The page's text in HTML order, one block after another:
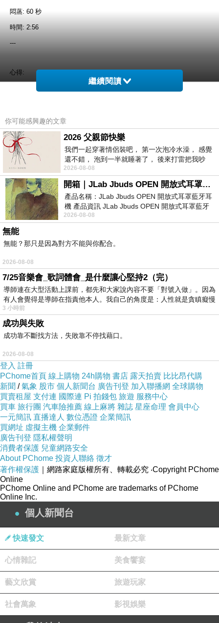
悶蒸: 60 秒
時間: 2:56
---
心得:
1.) 悶蒸後採用一次注水的方式
3.) 咖啡濃度只有 1.07%, 萃取率也下降至 16.54%.
4.) 喝著還可以,沒有苦澀味.
5.) 如果不考慮手沖技巧,目前來看要提高濃度,
將粉磨的細一點,或者
增加
浸泡時間(斷水次數) ,是比較可行的方法.
繼續閱讀
你可能感興趣的文章
2026 父親節快樂
我們一起穿著情侶裝吧， 第一次泡冷水澡， 感覺
還不錯， 泡到一半就睡著了， 後來打雷把我吵
醒， 手
2026-08-08
開箱｜JLab Jbuds OPEN 開放式耳罩藍牙耳機 - 設計美學，輕巧、透氣、環境音全物理達成！
產品名稱：JLab Jbuds OPEN 開放式耳罩藍牙耳
機 產品資訊 JLab Jbuds OPEN 開放式耳罩藍牙
耳機評語：非常有特色，值得喜愛美型工
2026-08-08
無能
無能？那只是因為對方不能與你配合。
2026-08-08
7/25音樂會_歌詞體會_是什麼讓心堅持2（完）
導師連在大型活動上課前，都先和大家說內容不要「對號入做」。因為
有人會覺得是導師在指責他本人。我自己的角度是：人性就是貪瞋癡慢
3 小時前
成功與失敗
成功靠不斷找方法，失敗靠不停找藉口。
2026-08-08
登入 註冊
PChome首頁 線上購物 24h購物 書店 露天拍賣 比比昂代購
新聞 /氣象 股市 個人新聞台 廣告刊登 加入聯播網 全球購物
買賣租屋 支付連 國際連 Pi 拍錢包 旅遊 服務中心
買車 旅行團 汽車險推薦 線上麻將 雜誌 星座命理 會員中心
一元簡訊 直播達人 數位憑證 企業簡訊
買網址 虛擬主機 企業郵件
廣告刊登 隱私權聲明
消費者保護 兒童網路安全
About PChome 投資人聯絡 徵才
著作權保護 ｜網路家庭版權所有、轉載必究 ‧Copyright PChome
Online
PChome Online and PChome are trademarks of PChome
Online Inc.
個人新聞台
快速發文 最新文章
心情雜記 美食饗宴
藝文欣賞 旅遊玩家
社會萬象 影視娛樂